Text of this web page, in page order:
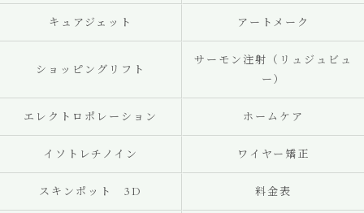
キュアジェット アートメーク
ショッピングリフト
サーモン注射（リュジュビュ
ー）
エレクトロポレーション ホームケア
イソトレチノイン ワイヤー矯正
スキンポット 3D 料金表